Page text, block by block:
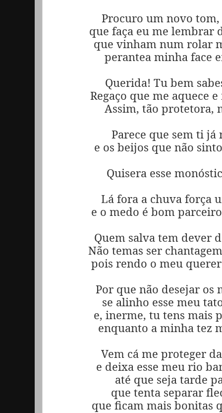
Procuro um novo tom,
que faça eu me lembrar
que vinham num rolar
perantea minha face
Querida! Tu bem
Regaço que me aquece
Assim, tão protetora,
Parece que sem ti já
e os beijos que não
Quisera esse
Lá fora a chuva força
e o medo é bom
Quem salva tem dever
Não temas ser
pois rendo o meu
Por que não desejar os
se alinho esse meu
e, inerme, tu tens mais
enquanto a minha tez
Vem cá me proteger
e deixa esse meu rio
até que seja tarde
que tenta separar
que ficam mais bonitas